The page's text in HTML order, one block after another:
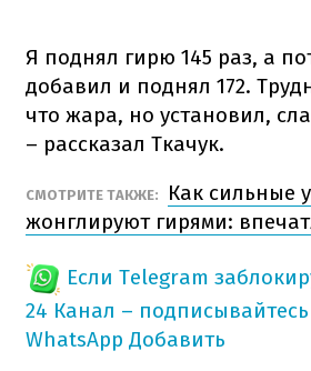
Я поднял гирю 145 раз, а
добавил и поднял 172.
что жара, но установил,
– рассказал Ткачук.
СМОТРИТЕ ТАКЖЕ:
Как сильные
жонглируют гирями:
Если Telegram
24 Канал –
WhatsApp Добавить